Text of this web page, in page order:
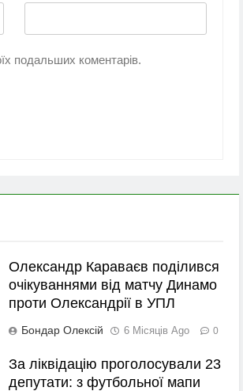
подальших коментарів.
Олександр Караваєв поділився
очікуваннями від матчу Динамо
проти Олександрії в УПЛ
Бондар Олексій 6 Місяців Ago 0
За ліквідацію проголосували 23
депутати: з футбольної мапи